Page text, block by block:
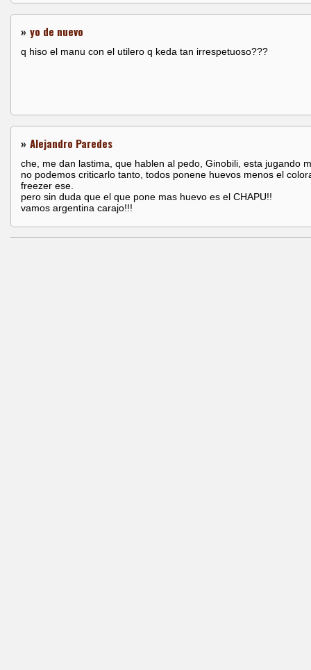
» yo de nuevo
q hiso el manu con el utilero q keda tan irrespetuoso???
» Alejandro Paredes
che, me dan lastima, que hablen al pedo, Ginobili, esta jugando
no podemos criticarlo tanto, todos ponene huevos menos el
freezer ese.
pero sin duda que el que pone mas huevo es el CHAPU!!
vamos argentina carajo!!!